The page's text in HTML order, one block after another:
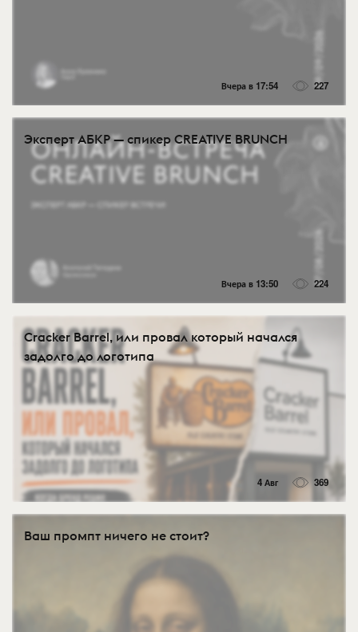
Вчера в 17:54 227
Эксперт АБКР — спикер CREATIVE BRUNCH
Вчера в 13:50 224
Cracker Barrel, или провал который начался
задолго до логотипа
4 Авг 369
Ваш промпт ничего не стоит?